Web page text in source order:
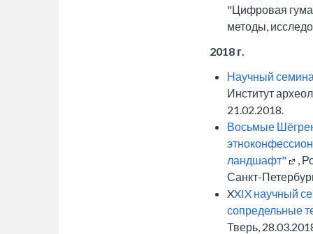
"Цифровая
методы,
2018 г.
Научный
Институт
21.02.2018.
Восьмые
ландшафт"
,
Санкт-
XXIX научный
сопредельные
Тверь,